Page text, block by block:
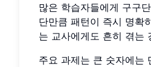
많은 학습자들에게 구구
단만큼 패턴이 즉시 명확
는 교사에게도 흔히 겪는
주요 과제는 큰 숫자에는